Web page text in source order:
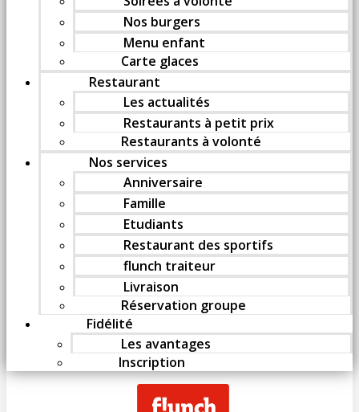
Nos burgers
Menu enfant
Carte glaces
Restaurant
Les actualités
Restaurants à petit prix
Restaurants à volonté
Nos services
Anniversaire
Famille
Etudiants
Restaurant des sportifs
flunch traiteur
Livraison
Réservation groupe
Fidélité
Les avantages
Inscription